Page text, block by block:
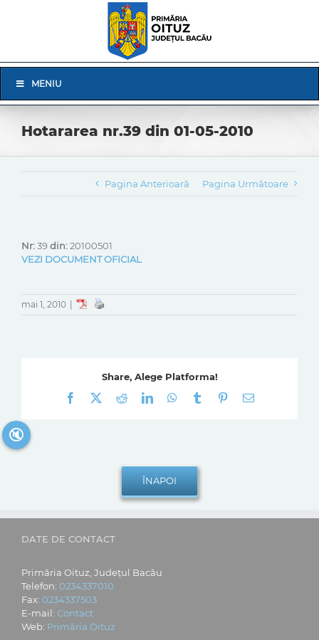
Navigation
MENIU
Hotararea nr.39 din 01-05-2010
Pagina Anterioară Pagina Următoare
Nr:39din:20100501
VEZI DOCUMENT OFICIAL
mai 1, 2010
Share, Alege Platforma!
Facebook
RedditLinkedInWhatsApp
Tumblr Pinterest
E-
DATE DE CONTACT
Primăria Oituz, Județul Bacău
Telefon: 0234337010
Fax: 0234337503
E-mail: Contact
Web: Primăria Oituz
🔇